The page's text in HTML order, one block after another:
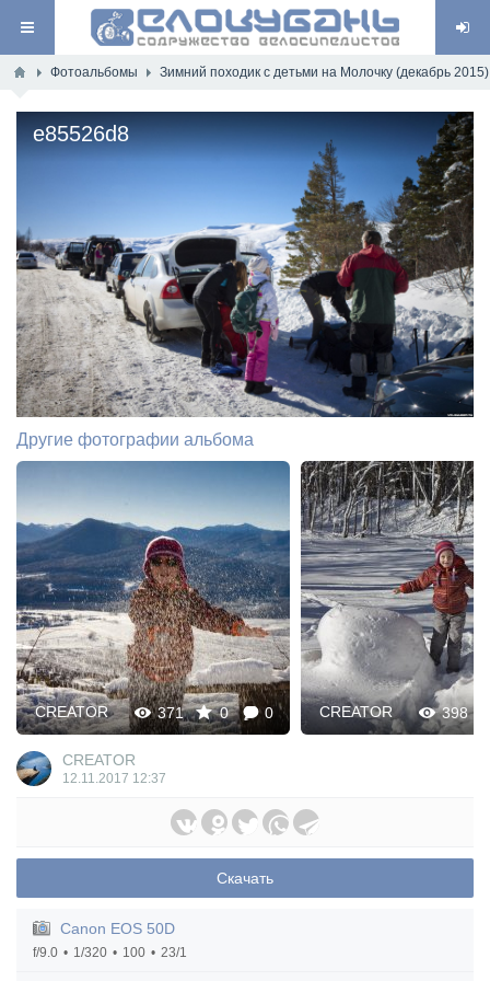
Фотоальбомы Зимний походик с детьми на Молочку (декабрь 2015)
e85526d8
Другие фотографии альбома
371 0 0
CREATOR 398
CREATOR
CREATOR
12.11.2017 12:37
Скачать
Canon EOS 50D
f/9.0 1/320 100 23/1